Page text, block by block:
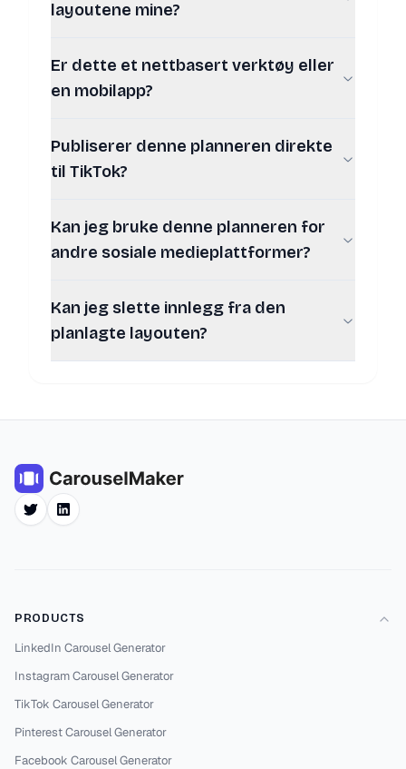
layoutene mine?
Er dette et nettbasert verktøy eller
en mobilapp?
Publiserer denne planneren direkte
til TikTok?
Kan jeg bruke denne planneren for
andre sosiale medieplattformer?
Kan jeg slette innlegg fra den
planlagte layouten?
TwitterLinkedIn
PRODUCTS
LinkedIn Carousel Generator
Instagram Carousel Generator
TikTok Carousel Generator
Pinterest Carousel Generator
Facebook Carousel Generator